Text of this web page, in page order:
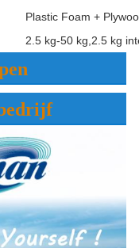
Plastic Foam +
2.5 kg-50 kg,2.5 kg